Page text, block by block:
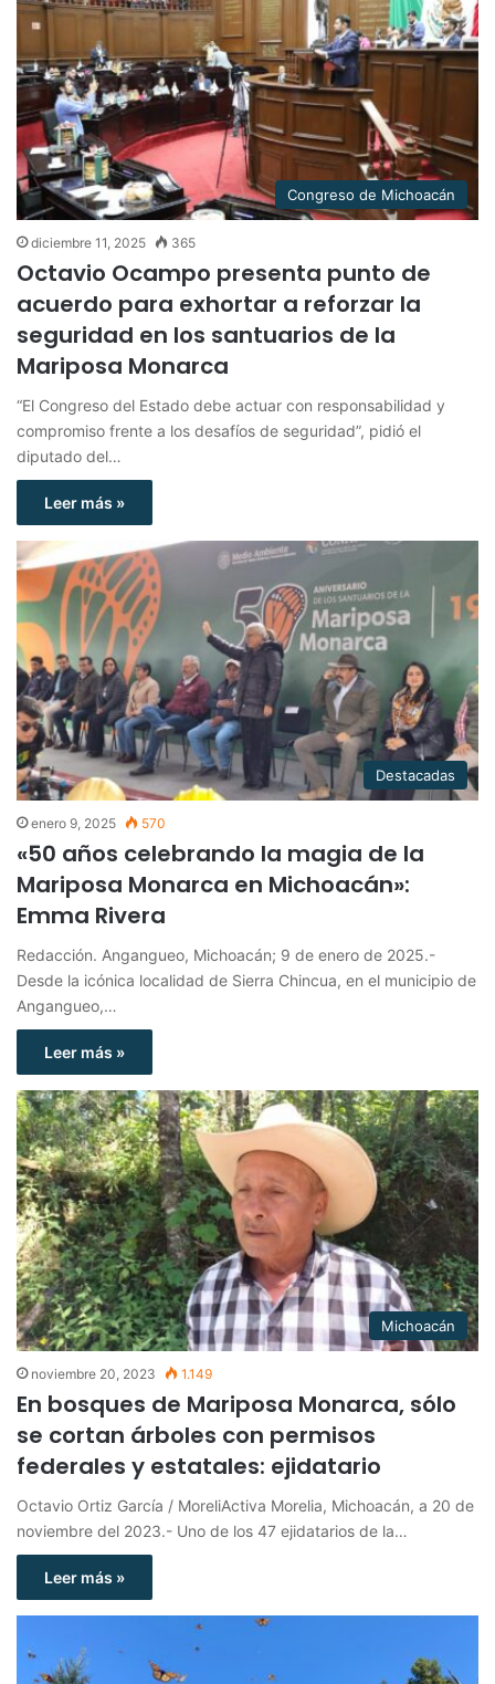
Congreso de Michoacán
diciembre 11, 2025 365
Octavio Ocampo presenta punto de
acuerdo para exhortar a reforzar la
seguridad en los santuarios de la
Mariposa Monarca
“El Congreso del Estado debe actuar con responsabilidad y
compromiso frente a los desafíos de seguridad”, pidió el
diputado del…
Leer más »
Destacadas
enero 9, 2025 570
«50 años celebrando la magia de la
Mariposa Monarca en Michoacán»:
Emma Rivera
Redacción. Angangueo, Michoacán; 9 de enero de 2025.-
Desde la icónica localidad de Sierra Chincua, en el municipio de
Angangueo,…
Leer más »
Michoacán
noviembre 20, 2023 1.149
En bosques de Mariposa Monarca, sólo
se cortan árboles con permisos
federales y estatales: ejidatario
Octavio Ortiz García / MoreliActiva Morelia, Michoacán, a 20 de
noviembre del 2023.- Uno de los 47 ejidatarios de la…
Leer más »